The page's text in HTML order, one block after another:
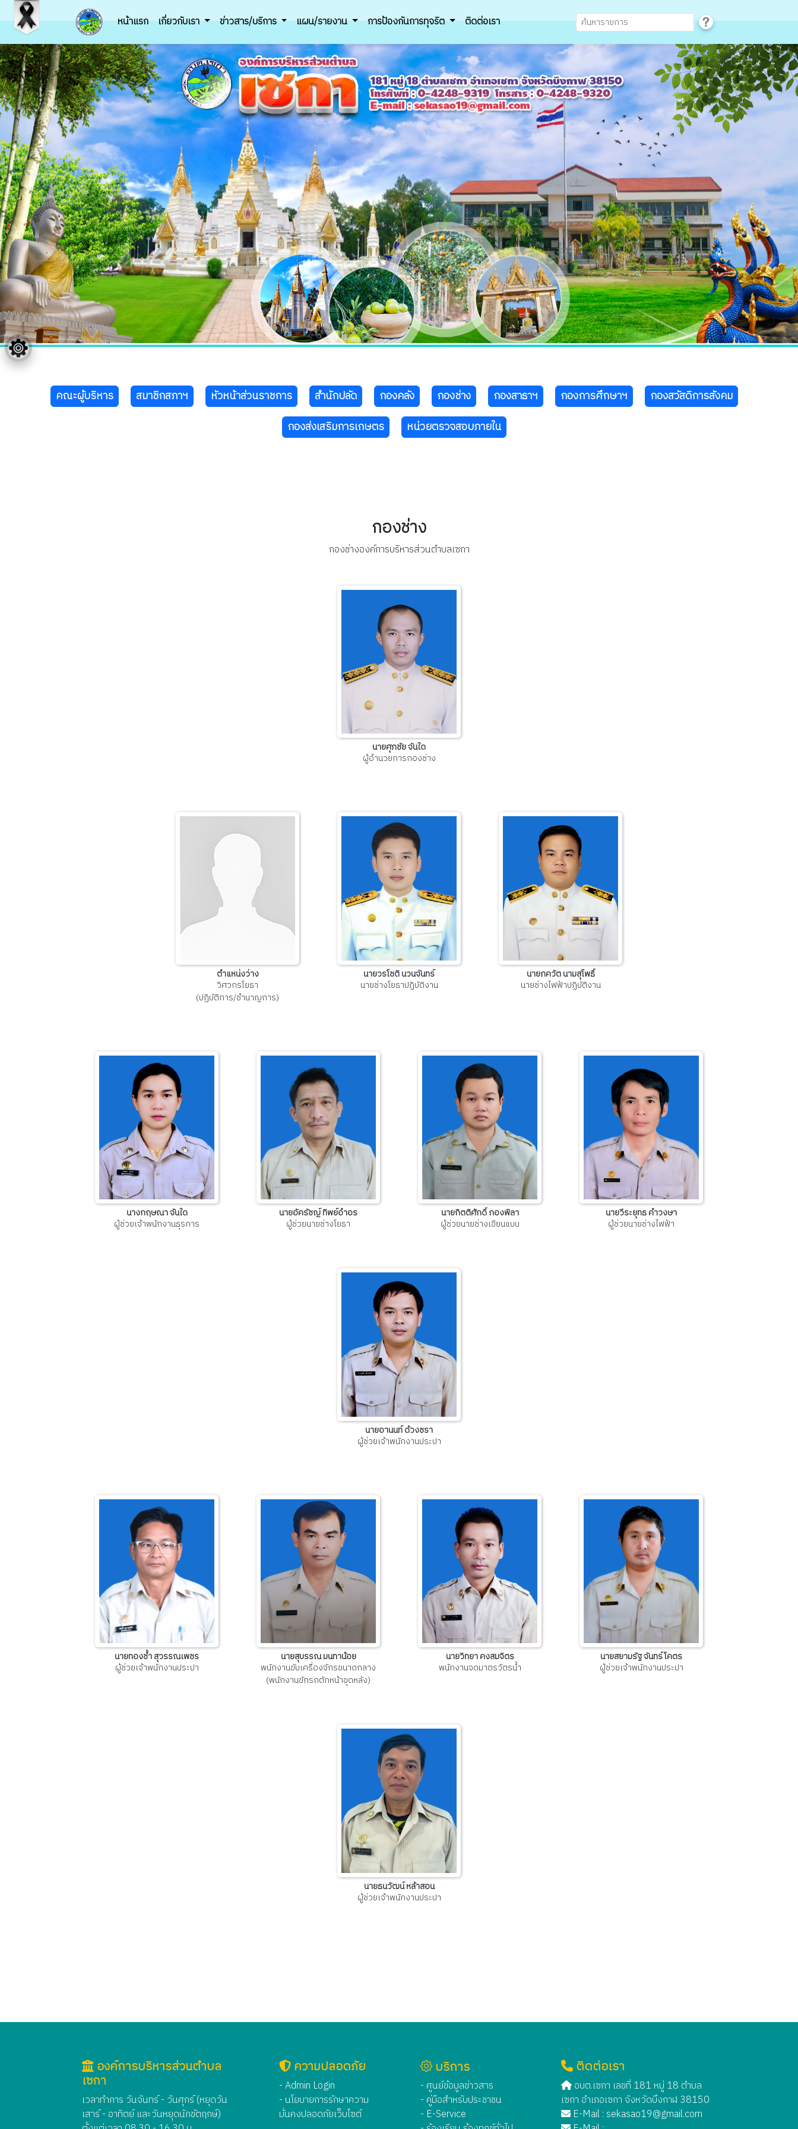
หน้าแรก เกี่ยวกับเรา ข่าวสาร/บริการ แผน/รายงาน การป้องกันการทุจริต ติดต่อเรา
คณะผู้บริหาร สมาชิกสภาฯ หัวหน้าส่วนราชการ สำนักปลัด กองคลัง กองช่าง กองสาธาฯ กองการศึกษาฯ
กองสวัสดิการสังคม
กองส่งเสริมการเกษตร
หน่วยตรวจสอบภายใน
กองช่าง
กองช่างองค์การบริหารส่วนตำบลเซกา
นายศุภชัย จันใด
ผู้อำนวยการกองช่าง
ตำแหน่งว่าง
วิศวกรโยธา
(ปฏิบัติการ/ชำนาญการ)
นายวรโชติ นวนจันทร์
นายช่างโยธาปฏิบัติงาน
นายภควัต นามสุโพธิ์
นายช่างไฟฟ้าปฏิบัติงาน
นางกฤษณา จันใด
ผู้ช่วยเจ้าพนักงานธุรการ
นายอัครัชญ์ ทิพย์อำอร
ผู้ช่วยนายช่างโยธา
นายกิตติศักดิ์ กองพิลา
ผู้ช่วยนายช่างเขียนแบบ
นายวีระยุทธ คำวงษา
ผู้ช่วยนายช่างไฟฟ้า
นายอานนท์ ด้วงชรา
ผู้ช่วยเจ้าพนักงานประปา
นายทองช้ำ สุวรรณเพชร
ผู้ช่วยเจ้าพนักงานประปา
นายสุบรรณ มนทาน้อย
พนักงานขับเครื่องจักรขนาดกลาง
(พนักงานขักรถตักหน้าขุดหลัง)
นายวิทยา คงสมจิตร
พนักงานจดมาตรวัตรน้ำ
นายสยามรัฐ จันทร์โคตร
ผู้ช่วยเจ้าพนักงานประปา
นายธนวัฒน์ หล้าสอน
ผู้ช่วยเจ้าพนักงานประปา
องค์การบริหารส่วนตำบล
เซกา
เวลาทำการ วันจันทร์ - วันศุกร์ (หยุดวัน
เสาร์ - อาทิตย์ และวันหยุดนักขัตฤกษ์)
ความปลอดภัย
- Admin Login
- นโยบายการรักษาความ
มั่นคงปลอดภัยเว็บไซต์
บริการ
- ศูนย์ข้อมูลข่าวสาร
- คู่มือสำหรับประชาชน
- E-Service
ติดต่อเรา
อบต.เซกา เลขที่ 181 หมู่ 18 ตำบล
เซกา อำเภอเซกา จังหวัดบึงกาฬ 38150
E-Mail : sekasao19@gmail.com